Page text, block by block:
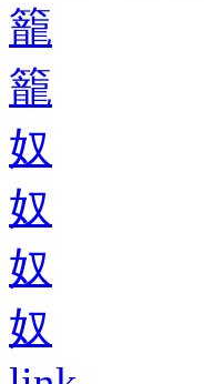
籠
籠
奴
奴
奴
奴